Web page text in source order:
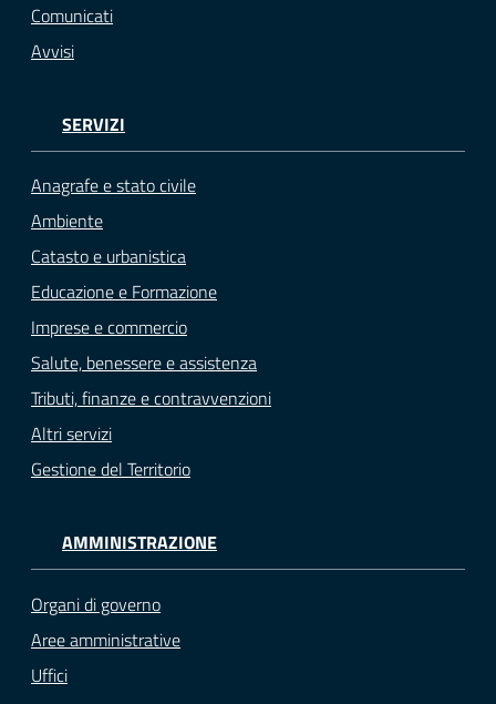
Comunicati
Avvisi
SERVIZI
Anagrafe e stato civile
Ambiente
Catasto e urbanistica
Educazione e Formazione
Imprese e commercio
Salute, benessere e assistenza
Tributi, finanze e contravvenzioni
Altri servizi
Gestione del Territorio
AMMINISTRAZIONE
Organi di governo
Aree amministrative
Uffici